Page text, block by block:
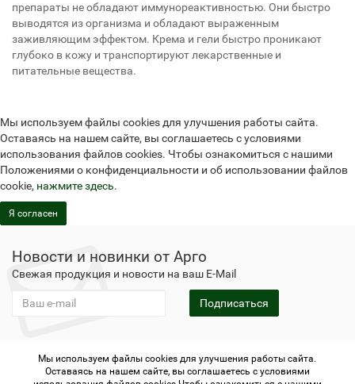
препараты не обладают иммунореактивностью. Они быстро
выводятся из организма и обладают выраженным
заживляющим эффектом. Крема и гели быстро проникают
глубоко в кожу и транспортируют лекарственные и
питательные вещества.
Мы используем файлы cookies для улучшения работы сайта.
Оставаясь на нашем сайте, вы соглашаетесь с условиями
использования файлов cookies. Чтобы ознакомиться с нашими
Положениями о конфиденциальности и об использовании файлов
cookie, нажмите здесь.
Я согласен
Новости и новинки от Арго
Свежая продукция и новости на ваш E-Mail
Подписаться
Не является публичной офертой
Политика
конфиденциальности
Не является публичной офертой
Мы используем файлы cookies для улучшения работы сайта.
Оставаясь на нашем сайте, вы соглашаетесь с условиями